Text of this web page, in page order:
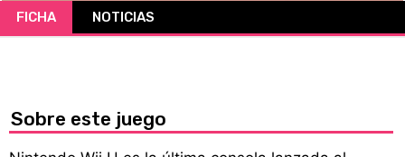
FICHA NOTICIAS
Sobre este juego